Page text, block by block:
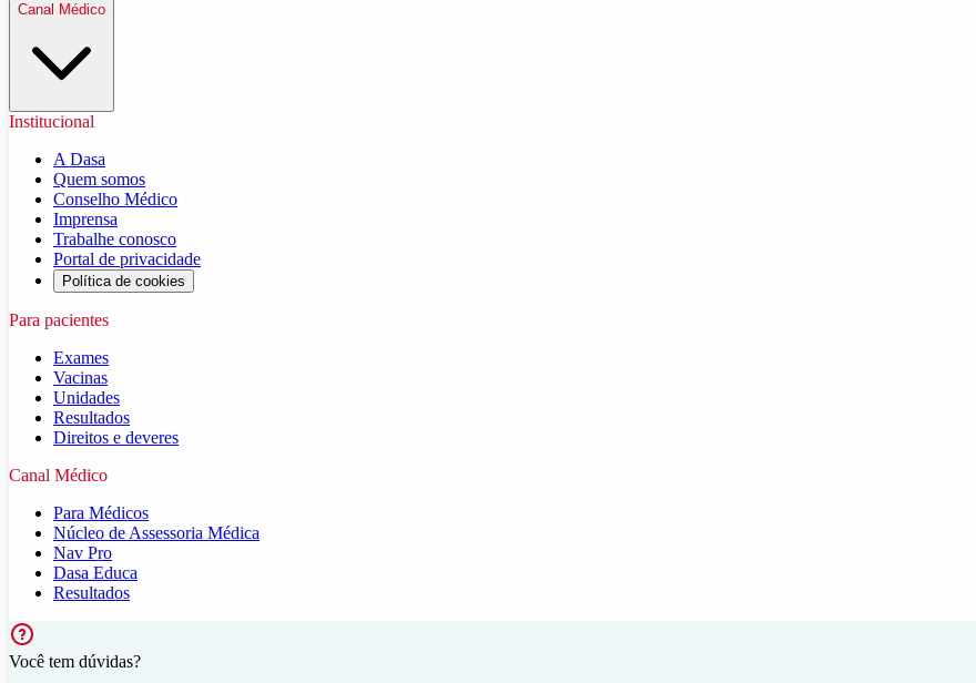
Canal Médico
Institucional
A Dasa
Quem somos
Conselho Médico
Imprensa
Trabalhe conosco
Portal de privacidade
Política de cookies
Para pacientes
Exames
Vacinas
Unidades
Resultados
Direitos e deveres
Canal Médico
Para Médicos
Núcleo de Assessoria Médica
Nav Pro
Dasa Educa
Resultados
Você tem dúvidas?